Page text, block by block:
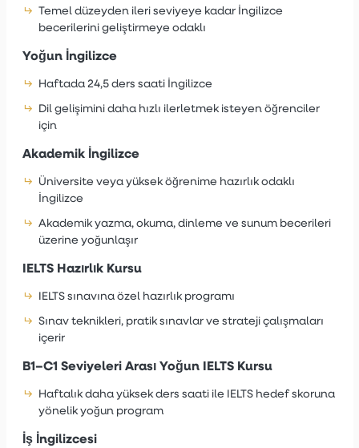
Temel düzeyden ileri seviyeye kadar İngilizce
becerilerini geliştirmeye odaklı
Yoğun İngilizce
Haftada 24,5 ders saati İngilizce
Dil gelişimini daha hızlı ilerletmek isteyen öğrenciler
için
Akademik İngilizce
Üniversite veya yüksek öğrenime hazırlık odaklı
İngilizce
Akademik yazma, okuma, dinleme ve sunum becerileri
üzerine yoğunlaşır
IELTS Hazırlık Kursu
IELTS sınavına özel hazırlık programı
Sınav teknikleri, pratik sınavlar ve strateji çalışmaları
içerir
B1–C1 Seviyeleri Arası Yoğun IELTS Kursu
Haftalık daha yüksek ders saati ile IELTS hedef skoruna
yönelik yoğun program
İş İngilizcesi